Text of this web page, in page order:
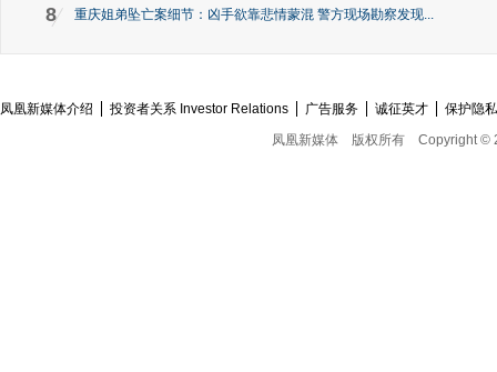
8 重庆姐弟坠亡案细节：凶手欲靠悲情蒙混 警方现场勘察发现...
凤凰新媒体介绍 投资者关系 Investor Relations 广告服务 诚征英才
保护隐
凤凰新媒体
版权所有 Copyright ©